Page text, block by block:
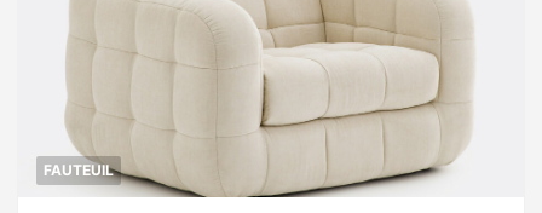
FAUTEUIL